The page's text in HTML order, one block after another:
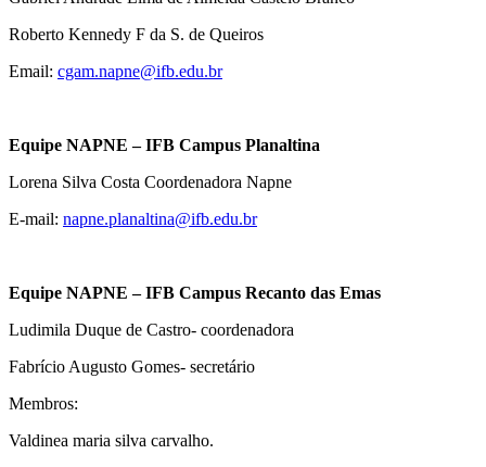
Roberto Kennedy F da S. de Queiros
Email: cgam.napne@ifb.edu.br
Equipe NAPNE – IFB Campus Planaltina
Lorena Silva Costa Coordenadora Napne
E-mail: napne.planaltina@ifb.edu.br
Equipe NAPNE – IFB Campus Recanto das Emas
Ludimila Duque de Castro- coordenadora
Fabrício Augusto Gomes- secretário
Membros:
Valdinea maria silva carvalho.